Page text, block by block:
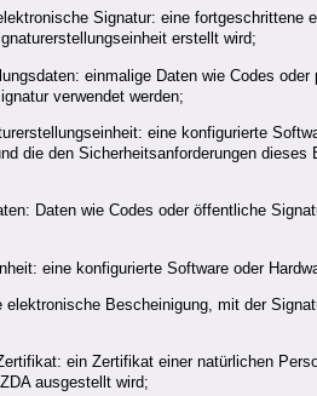
Signatur: eine fortgeschrittene
erstellt wird;
einmalige Daten wie Codes
verwendet werden;
eine konfigurierte
die den Sicherheitsanforderungen
Daten wie Codes oder öffentliche
eine konfigurierte Software oder
Bescheinigung, mit der
ein Zertifikat einer natürlichen
ZDAausgestellt wird;